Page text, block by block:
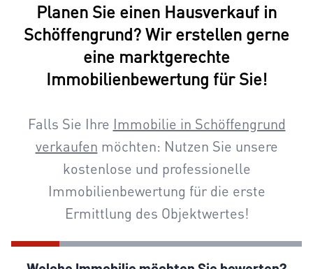
Planen Sie einen Hausverkauf in
Schöffengrund? Wir erstellen gerne
eine marktgerechte
Immobilienbewertung für Sie!
Falls Sie Ihre Immobilie in Schöffengrund
verkaufen möchten: Nutzen Sie unsere
kostenlose und professionelle
Immobilienbewertung für die erste
Ermittlung des Objektwertes!